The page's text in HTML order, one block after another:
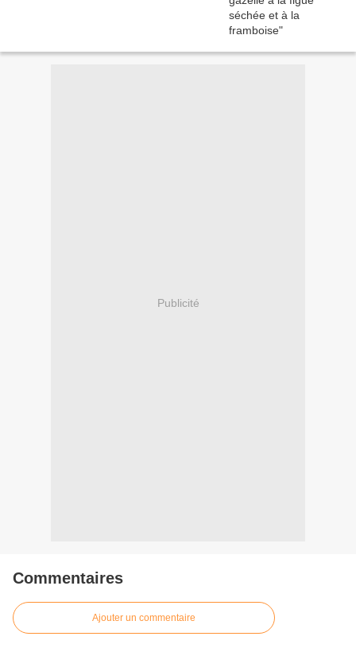
Publicité
Commentaires
Ajouter un commentaire